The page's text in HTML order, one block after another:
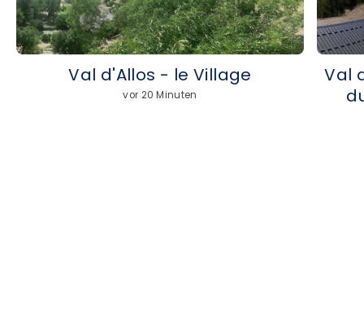
Val d'Allos - le Village
vor 20 Minuten
Val